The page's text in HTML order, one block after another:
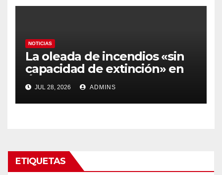
NOTICIAS
La oleada de incendios «sin
capacidad de extinción» en
Ávila y al oeste de Madrid
obliga a declarar la
emergencia nacional
JUL 28, 2026 ADMINS
ETIQUETAS